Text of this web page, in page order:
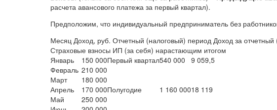
расчета авансового платежа за первый квартал).
Предположим, что индивидуальный предприниматель без
Месяц Доход, руб. Отчетный (налоговый) период Доход за
Страховые взносы ИП (за себя) нарастающим итогом
Январь
150 000Первый квартал540 000
9 059,5
Февраль 210 000
Март
180 000
Апрель
170 000Полугодие 1 160 00018 119
Май
250 000